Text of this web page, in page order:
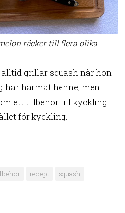
räcker till flera olika
grillar squash när hon
har härmat henne, men
ett tillbehör till kyckling
för kyckling.
recept
squash